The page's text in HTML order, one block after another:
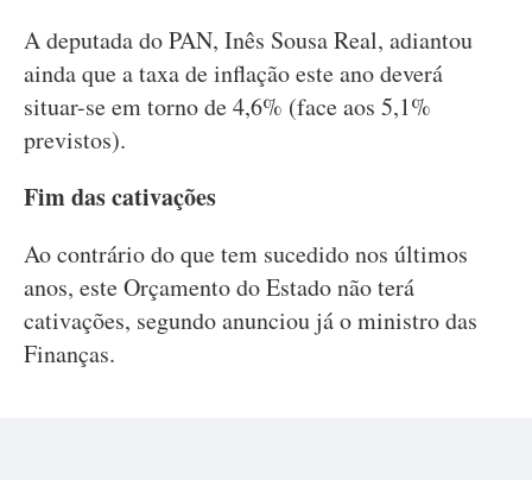
A deputada do PAN, Inês Sousa Real, adiantou
ainda que a taxa de inflação este ano deverá
situar-se em torno de 4,6% (face aos 5,1%
previstos).
Fim das cativações
Ao contrário do que tem sucedido nos últimos
anos, este Orçamento do Estado não terá
cativações, segundo anunciou já o ministro das
Finanças.